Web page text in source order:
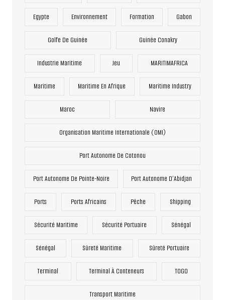
Egypte Environnement Formation Gabon
Golfe De Guinée Guinée Conakry
Industrie Maritime Jeu MARITIMAFRICA
Maritime Maritime En Afrique Maritime Industry
Maroc Navire
Organisation Maritime Internationale (OMI)
Port Autonome De Cotonou
Port Autonome De Pointe-Noire Port Autonome D’Abidjan
Ports Ports Africains Pêche Shipping
Sécurité Maritime Sécurité Portuaire Sénégal
Sénégal Sûreté Maritime Sûreté Portuaire
Terminal Terminal À Conteneurs TOGO
Transport Maritime